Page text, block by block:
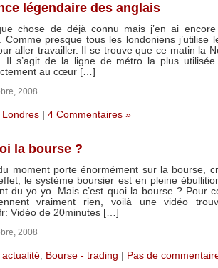
légendaire des anglais
chose de déjà connu mais j’en ai
Comme presque tous les londoniens j’utilise
aller travailler. Il se trouve que ce matin la
Il s’agit de la ligne de métro la plus
au cœur […]
2008
Londres 4 Commentaires »
la bourse ?
du moment porte énormément sur la bourse,
le système boursier est en pleine
du yo yo. Mais c’est quoi la bourse ? Pour
vraiment rien, voilà une vidéo
Vidéo de 20minutes […]
2008
actualité, Bourse - trading Pas de